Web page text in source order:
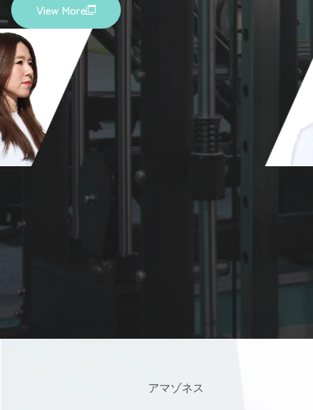
View More
アマゾネス